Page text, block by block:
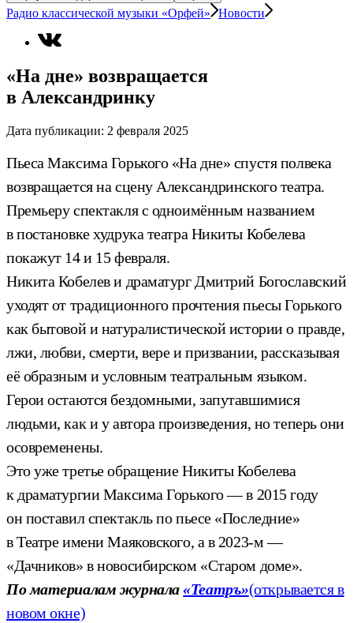
Радио классической музыки «Орфей» Новости
«На дне» возвращается
в Александринку
Дата публикации: 2 февраля 2025
Пьеса Максима Горького «На дне» спустя полвека
возвращается на сцену Александринского театра.
Премьеру спектакля с одноимённым названием
в постановке худрука театра Никиты Кобелева
покажут 14 и 15 февраля.
Никита Кобелев и драматург Дмитрий Богославский
уходят от традиционного прочтения пьесы Горького
как бытовой и натуралистической истории о правде,
лжи, любви, смерти, вере и призвании, рассказывая
её образным и условным театральным языком.
Герои остаются бездомными, запутавшимися
людьми, как и у автора произведения, но теперь они
осовременены.
Это уже третье обращение Никиты Кобелева
к драматургии Максима Горького — в 2015 году
он поставил спектакль по пьесе «Последние»
в Театре имени Маяковского, а в 2023-м —
«Дачников» в новосибирском «Старом доме».
По материалам журнала«Театръ»(открывается в
новом окне)